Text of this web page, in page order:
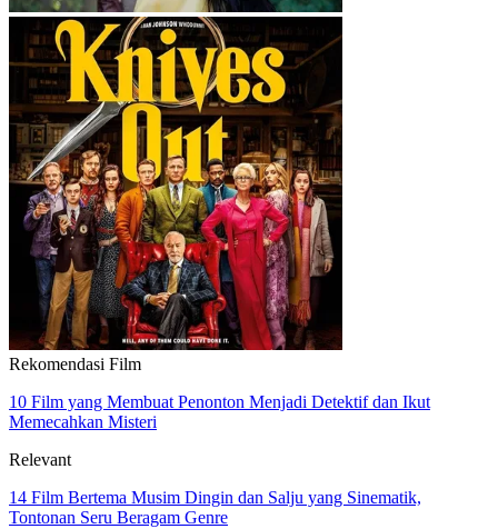
Rekomendasi Film
10 Film yang Membuat Penonton Menjadi Detektif dan Ikut
Memecahkan Misteri
Relevant
14 Film Bertema Musim Dingin dan Salju yang Sinematik,
Tontonan Seru Beragam Genre